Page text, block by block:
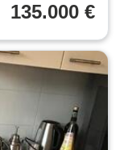
135.000 €